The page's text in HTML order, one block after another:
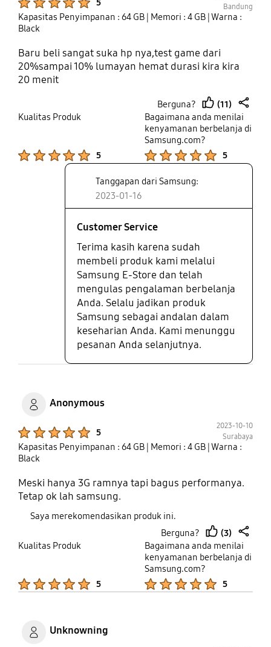
5
Bandung
Kapasitas Penyimpanan : 64 GB | Memori : 4 GB | Warna :
Black
Baru beli sangat suka hp nya,test game dari
20%sampai 10% lumayan hemat durasi kira kira
20 menit
Berguna?
thumb
up
(11)
share
Kualitas Produk
5
Bagaimana anda menilai
kenyamanan berbelanja di
Samsung.com?
5
Tanggapan dari Samsung:
2023-01-16
Customer Service
Terima kasih karena sudah
membeli produk kami melalui
Samsung E-Store dan telah
mengulas pengalaman berbelanja
Anda. Selalu jadikan produk
Samsung sebagai andalan dalam
keseharian Anda. Kami menunggu
pesanan Anda selanjutnya.
Anonymous
5
2023-10-10
Surabaya
Kapasitas Penyimpanan : 64 GB | Memori : 4 GB | Warna :
Black
Meski hanya 3G ramnya tapi bagus performanya.
Tetap ok lah samsung.
Saya merekomendasikan produk ini.
Berguna?
thumb
up
(3)
share
Kualitas Produk
5
Bagaimana anda menilai
kenyamanan berbelanja di
Samsung.com?
5
Unknowning